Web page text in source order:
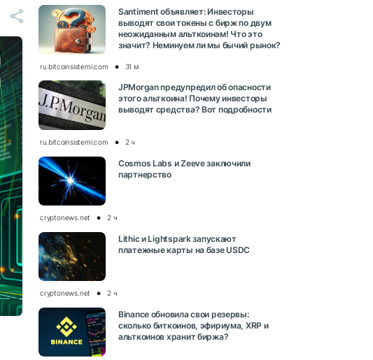
Santiment объявляет: Инвесторы
выводят свои токены с бирж по двум
неожиданным альткоинам! Что это
значит? Неминуем ли мы бычий рынок?
ru.bitcoinsistemi.com 31 м
JPMorgan предупредил об опасности
этого альткоина! Почему инвесторы
выводят средства? Вот подробности
ru.bitcoinsistemi.com 2 ч
Cosmos Labs и Zeeve заключили
партнерство
cryptonews.net 2 ч
Lithic и Lightspark запускают
платежные карты на базе USDC
cryptonews.net 2 ч
Binance обновила свои резервы:
сколько биткоинов, эфириума, XRP и
альткоинов хранит биржа?